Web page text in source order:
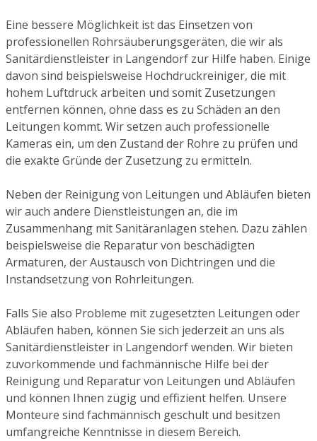
Eine bessere Möglichkeit ist das Einsetzen von
professionellen Rohrsäuberungsgeräten, die wir als
Sanitärdienstleister in Langendorf zur Hilfe haben. Einige
davon sind beispielsweise Hochdruckreiniger, die mit
hohem Luftdruck arbeiten und somit Zusetzungen
entfernen können, ohne dass es zu Schäden an den
Leitungen kommt. Wir setzen auch professionelle
Kameras ein, um den Zustand der Rohre zu prüfen und
die exakte Gründe der Zusetzung zu ermitteln.
Neben der Reinigung von Leitungen und Abläufen bieten
wir auch andere Dienstleistungen an, die im
Zusammenhang mit Sanitäranlagen stehen. Dazu zählen
beispielsweise die Reparatur von beschädigten
Armaturen, der Austausch von Dichtringen und die
Instandsetzung von Rohrleitungen.
Falls Sie also Probleme mit zugesetzten Leitungen oder
Abläufen haben, können Sie sich jederzeit an uns als
Sanitärdienstleister in Langendorf wenden. Wir bieten
zuvorkommende und fachmännische Hilfe bei der
Reinigung und Reparatur von Leitungen und Abläufen
und können Ihnen zügig und effizient helfen. Unsere
Monteure sind fachmännisch geschult und besitzen
umfangreiche Kenntnisse in diesem Bereich.